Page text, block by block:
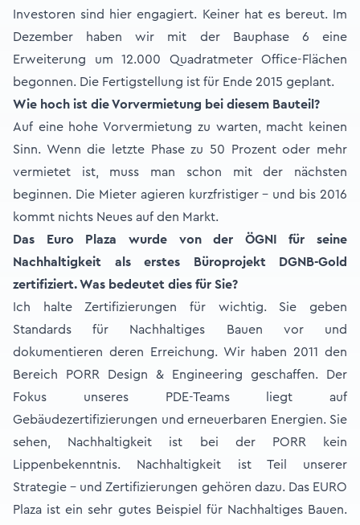
Investoren sind hier engagiert. Keiner hat es bereut. Im
Dezember haben wir mit der Bauphase 6 eine
Erweiterung um 12.000 Quadratmeter Office-Flächen
begonnen. Die Fertigstellung ist für Ende 2015 geplant.
Wie hoch ist die Vorvermietung bei diesem Bauteil?
Auf eine hohe Vorvermietung zu warten, macht keinen
Sinn. Wenn die letzte Phase zu 50 Prozent oder mehr
vermietet ist, muss man schon mit der nächsten
beginnen. Die Mieter agieren kurzfristiger – und bis 2016
kommt nichts Neues auf den Markt.
Das Euro Plaza wurde von der ÖGNI für seine
Nachhaltigkeit als erstes Büroprojekt DGNB-Gold
zertifiziert. Was bedeutet dies für Sie?
Ich halte Zertifizierungen für wichtig. Sie geben
Standards für Nachhaltiges Bauen vor und
dokumentieren deren Erreichung. Wir haben 2011 den
Bereich PORR Design & Engineering geschaffen. Der
Fokus unseres PDE-Teams liegt auf
Gebäudezertifizierungen und erneuerbaren Energien. Sie
sehen, Nachhaltigkeit ist bei der PORR kein
Lippenbekenntnis. Nachhaltigkeit ist Teil unserer
Strategie – und Zertifizierungen gehören dazu. Das EURO
Plaza ist ein sehr gutes Beispiel für Nachhaltiges Bauen.